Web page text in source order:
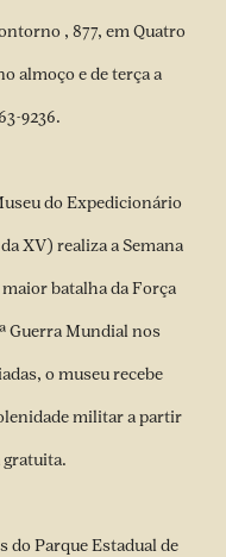
, 877, em Quatro
almoço e de terça a
9236.
do Expedicionário
XV) realiza a Semana
batalha da Força
Guerra Mundial nos
o museu recebe
militar a partir
gratuita.
do Parque Estadual de